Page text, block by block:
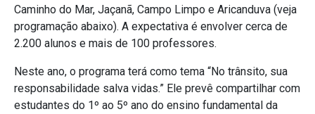
Caminho do Mar, Jaçanã, Campo Limpo e Aricanduva (veja
programação abaixo). A expectativa é envolver cerca de
2.200 alunos e mais de 100 professores.
Neste ano, o programa terá como tema “No trânsito, sua
responsabilidade salva vidas.” Ele prevê compartilhar com
estudantes do 1º ao 5º ano do ensino fundamental da